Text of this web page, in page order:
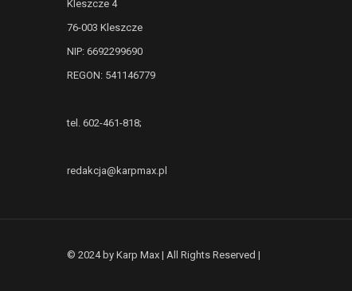
Kleszcze 4
76-003 Kleszcze
NIP: 6692299690
REGON: 541146779
tel. 602-461-818;
redakcja@karpmax.pl
© 2024 by Karp Max | All Rights Reserved |